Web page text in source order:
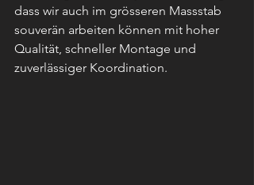
dass wir auch im grösseren Massstab
souverän arbeiten können mit hoher
Qualität, schneller Montage und
zuverlässiger Koordination.